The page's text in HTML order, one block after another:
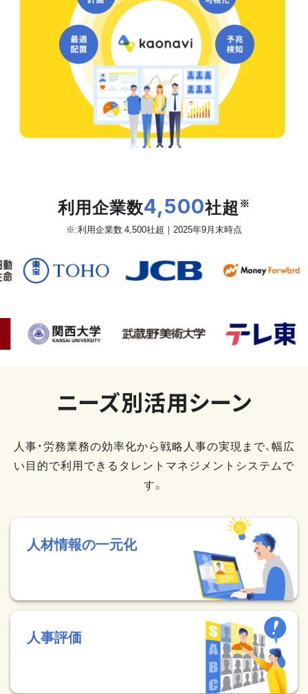
利用企業数4,500社超 ※
※:利用企業数 4,500社超｜2025年9月末時点
ニーズ別活用シーン
人事・労務業務の効率化から戦略人事の実現まで、幅広
い目的で利用できるタレントマネジメントシステムで
す。
人材情報の一元化
人事評価